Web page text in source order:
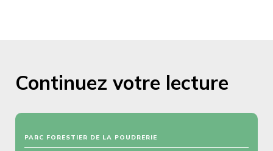
Continuez votre lecture
PARC FORESTIER DE LA POUDRERIE